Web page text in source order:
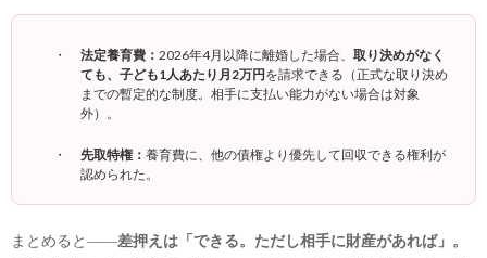
法定養育費： 2026年4月以降に離婚した場合、 取り決めがなく
ても、子ども1人あたり月2万円を請求できる（正式な取り決め
までの暫定的な制度。相手に支払い能力がない場合は対象
外）。
先取特権： 養育費に、他の債権より優先して回収できる権利が
認められた。
まとめると――差押えは「できる。ただし相手に財産があれば」。